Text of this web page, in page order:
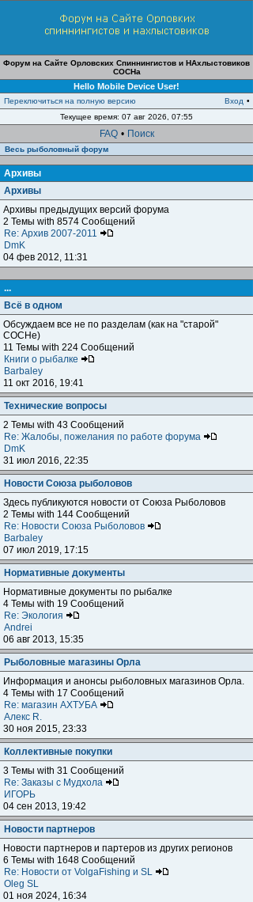
Форум на Сайте Орловских Спиннингистов и НАхлыстовиков
СОСНа
Hello Mobile Device User!
Переключиться на полную версию Вход •
Текущее время: 07 авг 2026, 07:55
FAQ • Поиск
Весь рыболовный форум
Архивы
Архивы
Архивы предыдущих версий форума
2 Темы with 8574 Сообщений
Re: Архив 2007-2011
DmK
04 фев 2012, 11:31
...
Всё в одном
Обсуждаем все не по разделам (как на "старой"
СОСНе)
11 Темы with 224 Сообщений
Книги о рыбалке
Barbaley
11 окт 2016, 19:41
Технические вопросы
2 Темы with 43 Сообщений
Re: Жалобы, пожелания по работе форума
DmK
31 июл 2016, 22:35
Новости Союза рыболовов
Здесь публикуются новости от Союза Рыболовов
2 Темы with 144 Сообщений
Re: Новости Союза Рыболовов
Barbaley
07 июл 2019, 17:15
Нормативные документы
Нормативные документы по рыбалке
4 Темы with 19 Сообщений
Re: Экология
Andrei
06 авг 2013, 15:35
Рыболовные магазины Орла
Информация и анонсы рыболовных магазинов Орла.
4 Темы with 17 Сообщений
Re: магазин АХТУБА
Алекс R.
30 ноя 2015, 23:33
Коллективные покупки
3 Темы with 31 Сообщений
Re: Заказы с Мудхола
ИГОРЬ
04 сен 2013, 19:42
Новости партнеров
Новости партнеров и партеров из других регионов
6 Темы with 1648 Сообщений
Re: Новости от VolgaFishing и SL
Oleg SL
01 ноя 2024, 16:34